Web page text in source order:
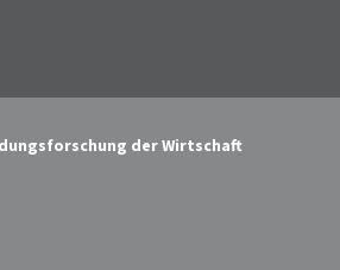
der Wirtschaft